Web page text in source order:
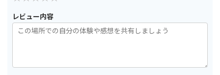
レビュー内容